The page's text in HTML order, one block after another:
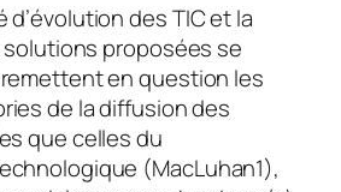
d’évolution des TIC et la
proposées se
en question les
de la diffusion des
que celles du
(MacLuhan1),